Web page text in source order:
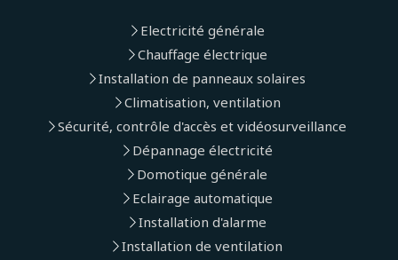
Electricité générale
Chauffage électrique
Installation de panneaux solaires
Climatisation, ventilation
Sécurité, contrôle d'accès et vidéosurveillance
Dépannage électricité
Domotique générale
Eclairage automatique
Installation d'alarme
Installation de ventilation